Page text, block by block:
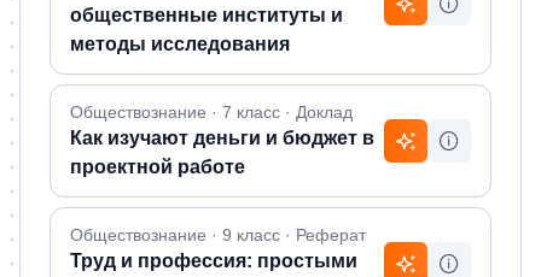
общественные институты и
методы исследования
Обществознание · 7 класс · Доклад
Как изучают деньги и бюджет в
проектной работе
Обществознание · 9 класс · Реферат
Труд и профессия: простыми